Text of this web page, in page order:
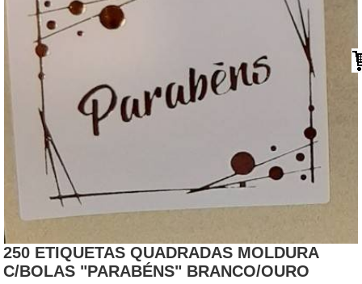
250 ETIQUETAS QUADRADAS MOLDURA
C/BOLAS "PARABÉNS" BRANCO/OURO